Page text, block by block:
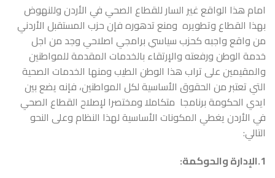
امام هذا الواقع غير السار للقطاع الصحي في الأردن وللنهوض
بهذا القطاع وتطويره ومنع تدهوره فإن حزب المستقبل الأردني
من واقع واجبه كحزب سياسي برامجي اصلاحي وجد من اجل
خدمة الوطن ورفعته والإرتقاء بالخدمات المقدمة للمواطنين
والمقيمين على تراب هذا الوطن الطيب ومنها الخدمات الصحية
التي تعتبر من الحقوق الأساسية لكل المواطنين، فإنه يضع بين
ايدي الحكومة برنامجا متكاملا ومختصرا لإصلاح القطاع الصحي
في الأردن يغطي المكونات الأساسية لهذا النظام وعلى النحو
التالي:
1.الإدارة والحوكمة: